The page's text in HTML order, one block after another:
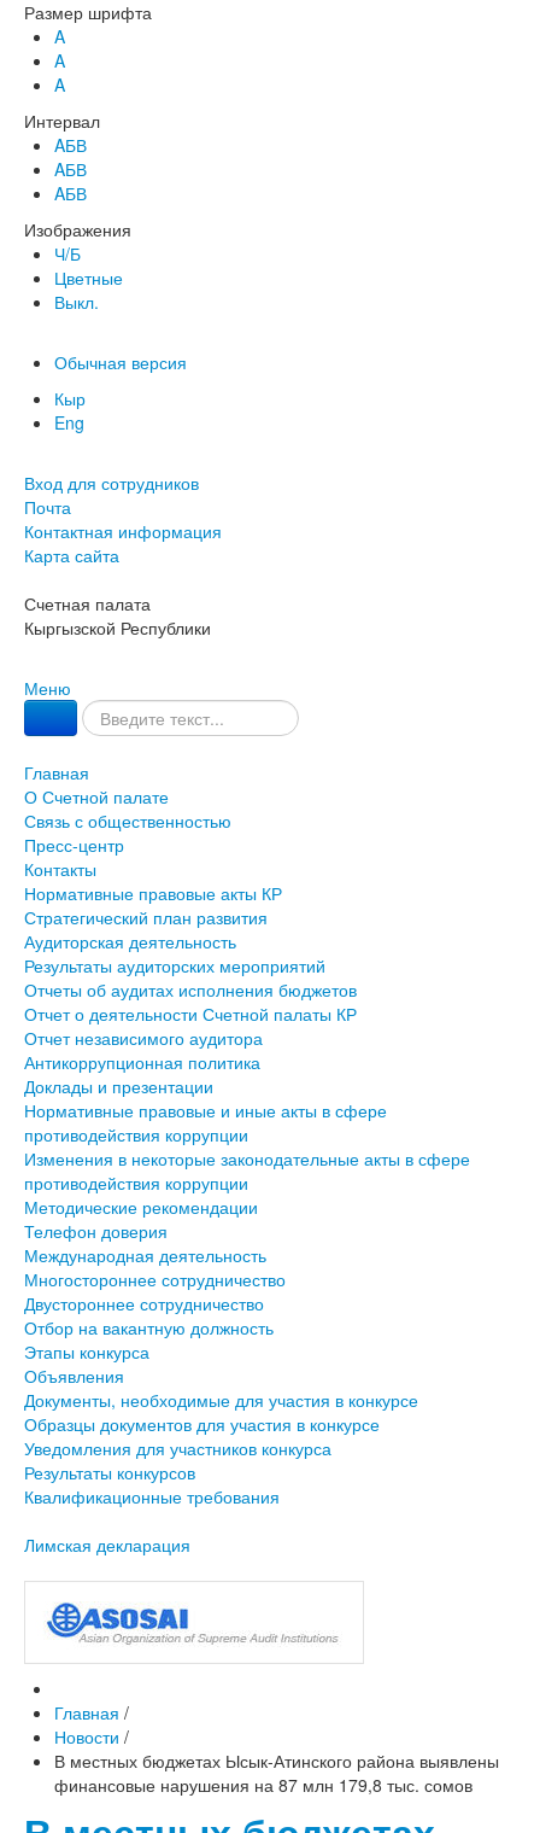
Размер шрифта
A
A
A
Интервал
AБВ
AБВ
AБВ
Изображения
Ч/Б
Цветные
Выкл.
Обычная версия
Кыр
Eng
Вход для сотрудников
Почта
Контактная информация
Карта сайта
Счетная палата
Кыргызской Республики
Меню
Главная
О Счетной палате
Связь с общественностью
Пресс-центр
Контакты
Нормативные правовые акты КР
Стратегический план развития
Аудиторская деятельность
Результаты аудиторских мероприятий
Отчеты об аудитах исполнения бюджетов
Отчет о деятельности Счетной палаты КР
Отчет независимого аудитора
Антикоррупционная политика
Доклады и презентации
Нормативные правовые и иные акты в сфере
противодействия коррупции
Изменения в некоторые законодательные акты в сфере
противодействия коррупции
Методические рекомендации
Телефон доверия
Международная деятельность
Многостороннее сотрудничество
Двустороннее сотрудничество
Отбор на вакантную должность
Этапы конкурса
Объявления
Документы, необходимые для участия в конкурсе
Образцы документов для участия в конкурсе
Уведомления для участников конкурса
Результаты конкурсов
Квалификационные требования
Лимская декларация
Главная /
Новости /
В местных бюджетах Ысык-Атинского района выявлены
финансовые нарушения на 87 млн 179,8 тыс. сомов